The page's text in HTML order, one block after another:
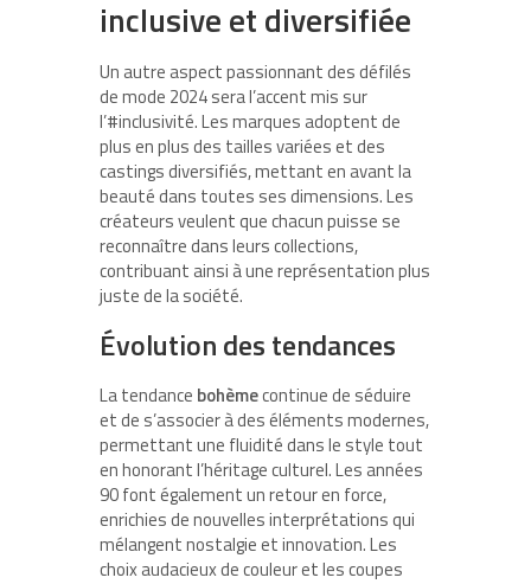
inclusive et diversifiée
Un autre aspect passionnant des défilés
de mode 2024 sera l’accent mis sur
l’#inclusivité. Les marques adoptent de
plus en plus des tailles variées et des
castings diversifiés, mettant en avant la
beauté dans toutes ses dimensions. Les
créateurs veulent que chacun puisse se
reconnaître dans leurs collections,
contribuant ainsi à une représentation plus
juste de la société.
Évolution des tendances
La tendance bohèmecontinue de séduire
et de s’associer à des éléments modernes,
permettant une fluidité dans le style tout
en honorant l’héritage culturel. Les années
90 font également un retour en force,
enrichies de nouvelles interprétations qui
mélangent nostalgie et innovation. Les
choix audacieux de couleur et les coupes